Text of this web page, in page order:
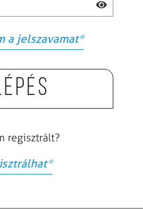
a jelszavamat*
regisztrált?
*